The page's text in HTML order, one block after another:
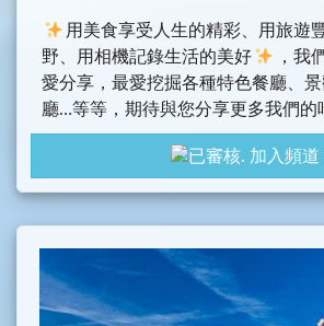
用美食享受人生的精彩、用旅遊
野、用相機記錄生活的美好
，我
愛分享，最愛挖掘各種特色餐廳、
廳…等等，期待與您分享更多我們的
樂。更多我們的資訊：https://
加入頻道